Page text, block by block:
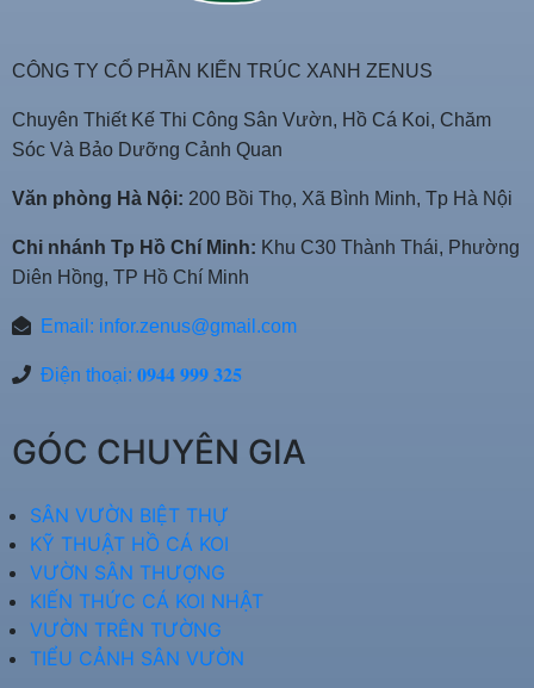
CÔNG TY CỔ PHẦN KIẾN TRÚC XANH ZENUS
Chuyên Thiết Kế Thi Công Sân Vườn, Hồ Cá Koi, Chăm
Sóc Và Bảo Dưỡng Cảnh Quan
Văn phòng Hà Nội: 200 Bồi Thọ, Xã Bình Minh, Tp Hà Nội
Chi nhánh Tp Hồ Chí Minh: Khu C30 Thành Thái, Phường
Diên Hồng, TP Hồ Chí Minh
Email: infor.zenus@gmail.com
Điện thoại: 𝟎𝟗𝟒𝟒 𝟗𝟗𝟗 𝟑𝟐𝟓
GÓC CHUYÊN GIA
SÂN VƯỜN BIỆT THỰ
KỸ THUẬT HỒ CÁ KOI
VƯỜN SÂN THƯỢNG
KIẾN THỨC CÁ KOI NHẬT
VƯỜN TRÊN TƯỜNG
TIỂU CẢNH SÂN VƯỜN